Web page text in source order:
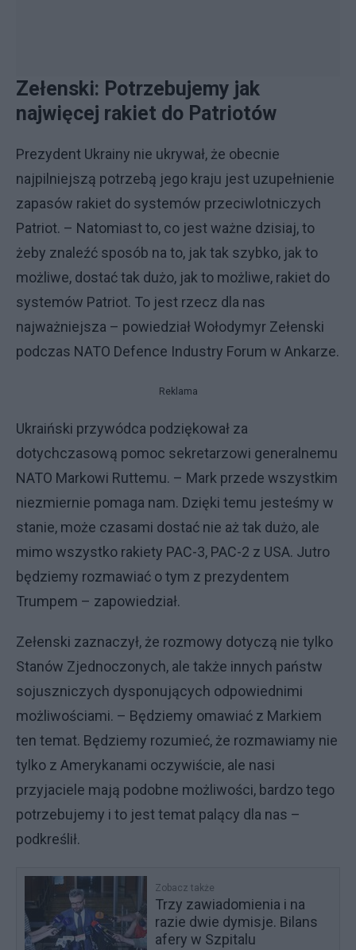
Zełenski: Potrzebujemy jak
najwięcej rakiet do Patriotów
Prezydent Ukrainy nie ukrywał, że obecnie
najpilniejszą potrzebą jego kraju jest uzupełnienie
zapasów rakiet do systemów przeciwlotniczych
Patriot. – Natomiast to, co jest ważne dzisiaj, to
żeby znaleźć sposób na to, jak tak szybko, jak to
możliwe, dostać tak dużo, jak to możliwe, rakiet do
systemów Patriot. To jest rzecz dla nas
najważniejsza – powiedział Wołodymyr Zełenski
podczas NATO Defence Industry Forum w Ankarze.
Reklama
Ukraiński przywódca podziękował za
dotychczasową pomoc sekretarzowi generalnemu
NATO Markowi Ruttemu. – Mark przede wszystkim
niezmiernie pomaga nam. Dzięki temu jesteśmy w
stanie, może czasami dostać nie aż tak dużo, ale
mimo wszystko rakiety PAC-3, PAC-2 z USA. Jutro
będziemy rozmawiać o tym z prezydentem
Trumpem – zapowiedział.
Zełenski zaznaczył, że rozmowy dotyczą nie tylko
Stanów Zjednoczonych, ale także innych państw
sojuszniczych dysponujących odpowiednimi
możliwościami. – Będziemy omawiać z Markiem
ten temat. Będziemy rozumieć, że rozmawiamy nie
tylko z Amerykanami oczywiście, ale nasi
przyjaciele mają podobne możliwości, bardzo tego
potrzebujemy i to jest temat palący dla nas –
podkreślił.
Zobacz także
Trzy zawiadomienia i na
razie dwie dymisje. Bilans
afery w Szpitalu